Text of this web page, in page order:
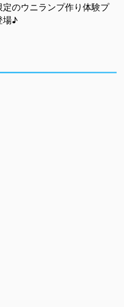
のウニランプ作り体験プ
場♪